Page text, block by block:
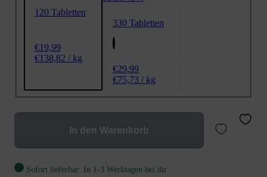
120 Tabletten
€19,99
€138,82 / kg
330 Tabletten
€29,99
€75,73 / kg
In den Warenkorb
Sofort lieferbar: In 1-3 Werktagen bei dir